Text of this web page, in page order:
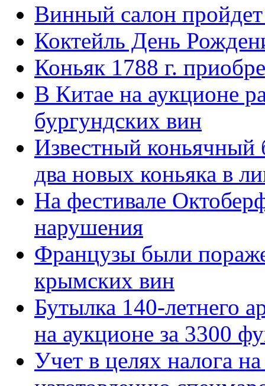
Винный салон
Коктейль День
Коньяк 1788 г.
В Китае на аукционе
бургундских вин
Известный коньячный
два новых коньяка в
На фестивале
нарушения
Французы были
крымских вин
Бутылка 140-летнего
на аукционе за 3300
Учет в целях налога